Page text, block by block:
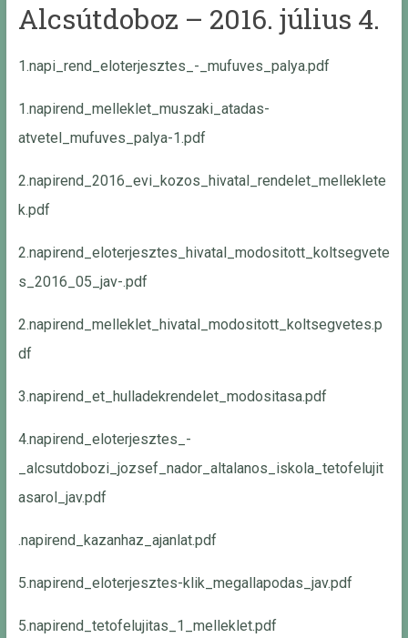
Alcsútdoboz – 2016. július 4.
1.napi_rend_eloterjesztes_-_mufuves_palya.pdf
1.napirend_melleklet_muszaki_atadas-
atvetel_mufuves_palya-1.pdf
2.napirend_2016_evi_kozos_hivatal_rendelet_melleklete
k.pdf
2.napirend_eloterjesztes_hivatal_modositott_koltsegvete
s_2016_05_jav-.pdf
2.napirend_melleklet_hivatal_modositott_koltsegvetes.p
df
3.napirend_et_hulladekrendelet_modositasa.pdf
4.napirend_eloterjesztes_-
_alcsutdobozi_jozsef_nador_altalanos_iskola_tetofelujit
asarol_jav.pdf
.napirend_kazanhaz_ajanlat.pdf
5.napirend_eloterjesztes-klik_megallapodas_jav.pdf
5.napirend_tetofelujitas_1_melleklet.pdf